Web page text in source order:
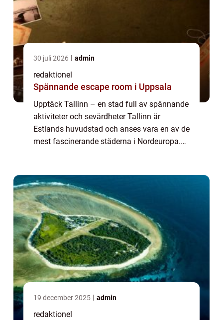
30 juli 2026 admin
redaktionel
Spännande escape room i Uppsala
Upptäck Tallinn – en stad full av spännande
aktiviteter och sevärdheter Tallinn är
Estlands huvudstad och anses vara en av de
mest fascinerande städerna i Nordeuropa.
19 december 2025 admin
redaktionel